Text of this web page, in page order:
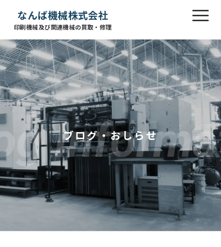
なんば機械株式会社
印刷機械及び関連機械の買取・修理
ブログ・おしらせ